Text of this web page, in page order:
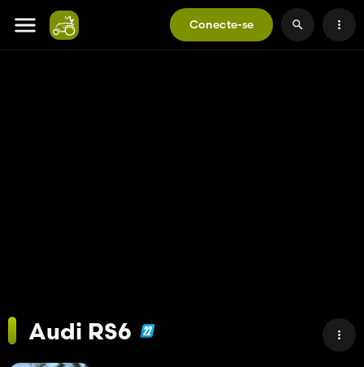
Conecte-se
Audi RS6